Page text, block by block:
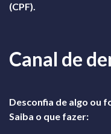
(CPF).
Canal de
Desconfia de algo ou
Saiba o que fazer: